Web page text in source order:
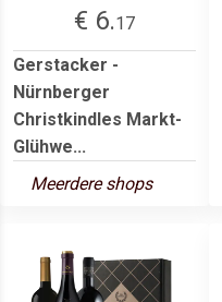
€ 6.17
Gerstacker -
Nürnberger
Christkindles Markt-
Glühwe...
Meerdere shops